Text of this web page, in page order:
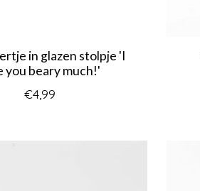
in glazen stolpje 'I
you beary much!'
€4,99